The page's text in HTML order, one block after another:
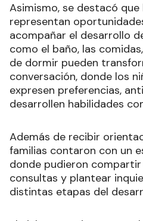
Asimismo, se destacó
representan
acompañar el desarrollo
como el baño, las
de dormir pueden
conversación, donde los
expresen preferencias,
desarrollen habilidades
Además de recibir
familias contaron con un
donde pudieron compartir
consultas y plantear
distintas etapas del